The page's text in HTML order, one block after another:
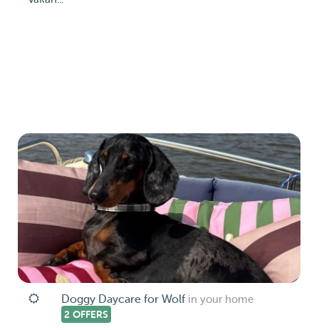
Doggy Daycare for Wolf in your home
2 OFFERS